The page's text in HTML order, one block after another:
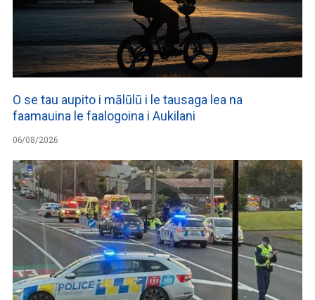
O se tau aupito i mālūlū i le tausaga lea na
faamauina le faalogoina i Aukilani
06/08/2026